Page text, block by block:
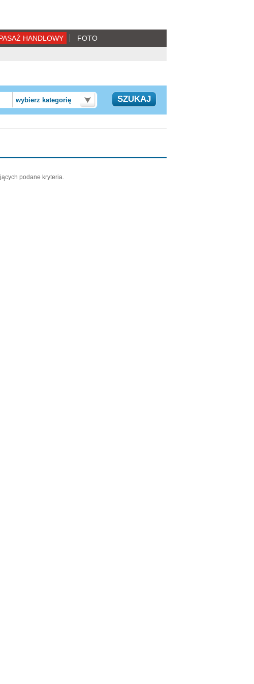
HANDLOWY FOTO
wybierz kategorię
podane kryteria.